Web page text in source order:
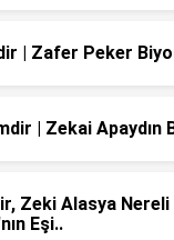
| Zafer Peker
| Zekai
Zeki Alasya Nereli
Eşi..